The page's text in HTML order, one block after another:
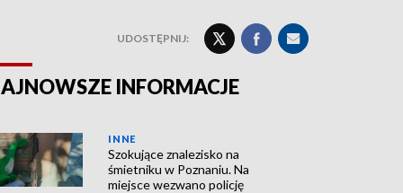
UDOSTĘPNIJ:
INFORMACJE
INNE
Szokujące znalezisko na
śmietniku w Poznaniu. Na
miejsce wezwano policję